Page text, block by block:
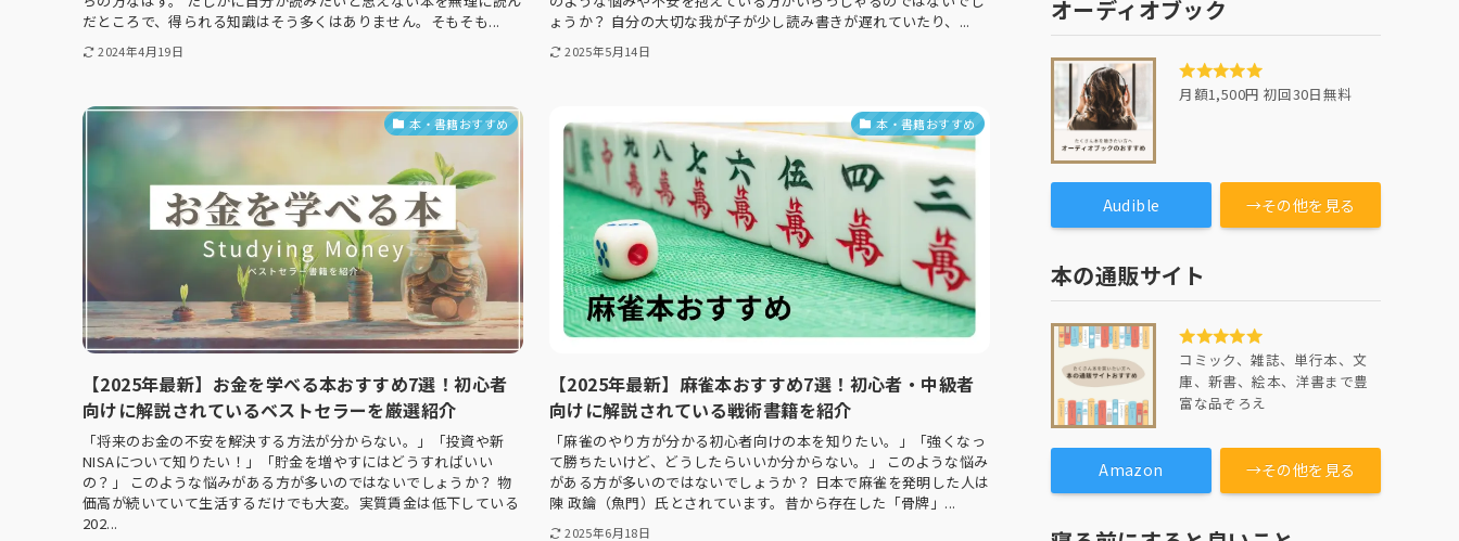
だところで、得られる知識はそう多くはありません。そもそも...
2024年4月19日
ょうか？ 自分の大切な我が子が少し読み書きが遅れていたり、...
2025年5月14日
本・書籍おすすめ
【2025年最新】お金を学べる本おすすめ7選！初心者
向けに解説されているベストセラーを厳選紹介
「将来のお金の不安を解決する方法が分からない。」「投資や新
NISAについて知りたい！」「貯金を増やすにはどうすればいい
の？」 このような悩みがある方が多いのではないでしょうか？ 物
価高が続いていて生活するだけでも大変。実質賃金は低下している
202...
本・書籍おすすめ
【2025年最新】麻雀本おすすめ7選！初心者・中級者
向けに解説されている戦術書籍を紹介
「麻雀のやり方が分かる初心者向けの本を知りたい。」「強くなっ
て勝ちたいけど、どうしたらいいか分からない。」 このような悩み
がある方が多いのではないでしょうか？ 日本で麻雀を発明した人は
陳 政鑰（魚門）氏とされています。昔から存在した「骨牌」...
2025年6月18日
オーディオブック
月額1,500円 初回30日無料
Audible →その他を見る
本の通販サイト
コミック、雑誌、単行本、文
庫、新書、絵本、洋書まで豊
富な品ぞろえ
Amazon →その他を見る